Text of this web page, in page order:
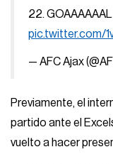
22.
pic.twitter.com/
— AFC Ajax
Previamente, el
partido ante el
vuelto a hacer